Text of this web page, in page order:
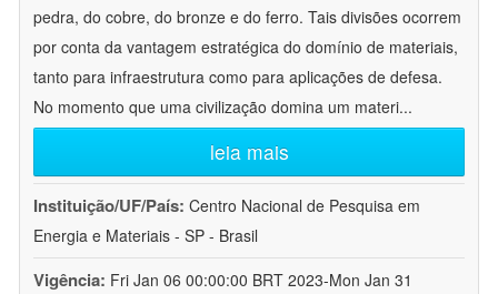
pedra, do cobre, do bronze e do ferro. Tais divisões ocorrem
por conta da vantagem estratégica do domínio de materiais,
tanto para infraestrutura como para aplicações de defesa.
No momento que uma civilização domina um materi...
leia mais
Instituição/UF/País: Centro Nacional de Pesquisa em
Energia e Materiais - SP - Brasil
Vigência: Fri Jan 06 00:00:00 BRT 2023-Mon Jan 31